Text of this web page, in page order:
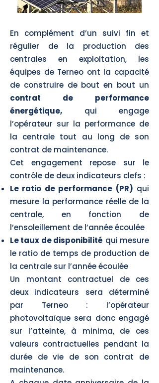
En complément d’un suivi fin et
régulier de la production des
centrales en exploitation, les
équipes de Terneo ont la capacité
de construire de bout en bout un
contrat de performance
énergétique, qui engage
l’opérateur sur la performance de
la centrale tout au long de son
contrat de maintenance.
Cet engagement repose sur le
contrôle de deux indicateurs clefs :
Le ratio de performance (PR) qui
mesure la performance réelle de la
centrale, en fonction de
l’ensoleillement de l’année écoulée
Le taux de disponibilité qui mesure
le ratio de temps de production de
la centrale sur l’année écoulée
Un montant contractuel de ces
deux indicateurs sera déterminé
par Terneo : l’opérateur
photovoltaïque sera donc engagé
sur l’atteinte, à minima, de ces
valeurs contractuelles pendant la
durée de vie de son contrat de
maintenance.